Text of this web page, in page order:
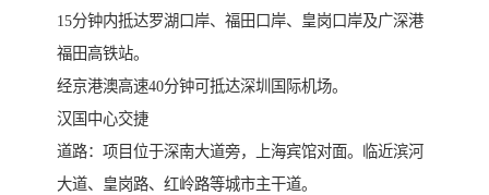
15分钟内抵达罗湖口岸、福田口岸、皇岗口岸及广深港
福田高铁站。
经京港澳高速40分钟可抵达深圳国际机场。
汉国中心交捷
道路：项目位于深南大道旁，上海宾馆对面。临近滨河
大道、皇岗路、红岭路等城市主干道。